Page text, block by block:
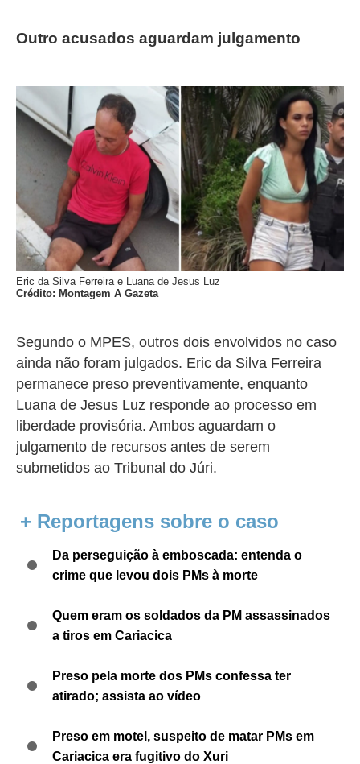
Outro acusados aguardam julgamento
Eric da Silva Ferreira e Luana de Jesus Luz
Crédito: Montagem A Gazeta
Segundo o MPES, outros dois envolvidos no caso
ainda não foram julgados. Eric da Silva Ferreira
permanece preso preventivamente, enquanto
Luana de Jesus Luz responde ao processo em
liberdade provisória. Ambos aguardam o
julgamento de recursos antes de serem
submetidos ao Tribunal do Júri.
+ Reportagens sobre o caso
Da perseguição à emboscada: entenda o
crime que levou dois PMs à morte
Quem eram os soldados da PM assassinados
a tiros em Cariacica
Preso pela morte dos PMs confessa ter
atirado; assista ao vídeo
Preso em motel, suspeito de matar PMs em
Cariacica era fugitivo do Xuri